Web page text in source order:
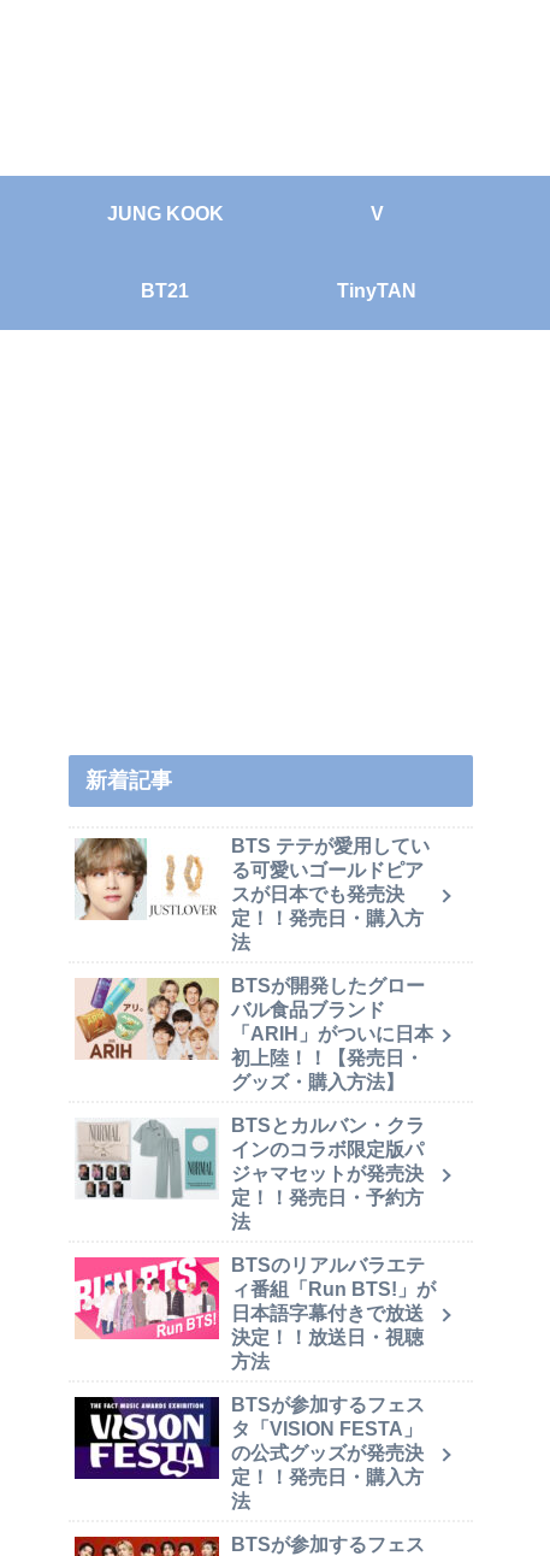
JUNG KOOK V
BT21 TinyTAN
新着記事
BTS テテが愛用してい
る可愛いゴールドピア
スが日本でも発売決
定！！発売日・購入方
法
BTSが開発したグロー
バル食品ブランド
「ARIH」がついに日本
初上陸！！【発売日・
グッズ・購入方法】
BTSとカルバン・クラ
インのコラボ限定版パ
ジャマセットが発売決
定！！発売日・予約方
法
BTSのリアルバラエテ
ィ番組「Run BTS!」が
日本語字幕付きで放送
決定！！放送日・視聴
方法
BTSが参加するフェス
タ「VISION FESTA」
の公式グッズが発売決
定！！発売日・購入方
法
BTSが参加するフェス